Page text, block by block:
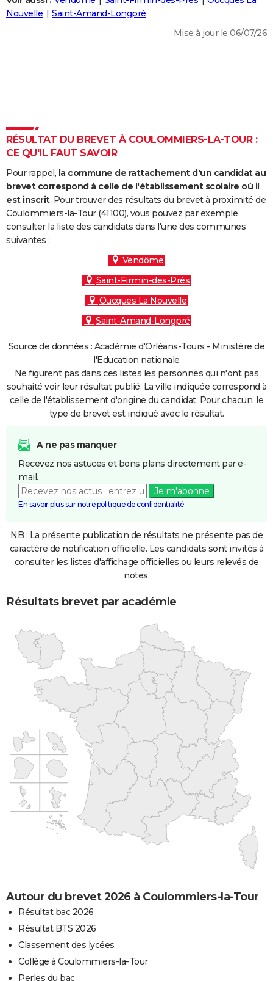
Destinations
City break
Voyage nature
Voyage de noces
Forum
Climat
+
PHOTO
Dictionnaire
Biographies
Citations
Expressions
Proverbes
PROGRAMME TV
S'inscrire
Se connecter
Lycées
Collèges
Primaires
Universités
Entreprises
Service militaire
Avis de recherche
AVIS DE DÉCÈS
FORUM
Bricolage
Lifestyle
Culture
SportAuto
Television
Voyage
Cinema
Nouvelle
Saint-Amand-Longpré
Mise à jour le 06/07/26
RÉSULTAT DU BREVET À COULOMMIERS-LA-TOUR :
CE QU'IL FAUT SAVOIR
Pour rappel, la commune de rattachement d'un candidat au
brevet correspond à celle de l'établissement scolaire où il
est inscrit. Pour trouver des résultats du brevet à proximité de
Coulommiers-la-Tour (41100), vous pouvez par exemple
consulter la liste des candidats dans l'une des communes
suivantes :
Vendôme
Saint-Firmin-des-Prés
Oucques La Nouvelle
Saint-Amand-Longpré
Source de données : Académie d'Orléans-Tours - Ministère de
l'Education nationale
Ne figurent pas dans ces listes les personnes qui n'ont pas
souhaité voir leur résultat publié. La ville indiquée correspond à
celle de l'établissement d'origine du candidat. Pour chacun, le
type de brevet est indiqué avec le résultat.
A ne pas manquer
Recevez nos astuces et bons plans directement par e-
mail.
Je m'abonne
En savoir plus sur notre politique de confidentialité
NB : La présente publication de résultats ne présente pas de
caractère de notification officielle. Les candidats sont invités à
consulter les listes d'affichage officielles ou leurs relevés de
notes.
Résultats brevet par académie
Autour du brevet 2026 à Coulommiers-la-Tour
Résultat bac 2026
Résultat BTS 2026
Classement des lycées
Collège à Coulommiers-la-Tour
Perles du bac